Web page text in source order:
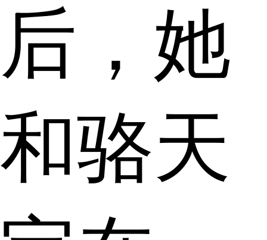
后，她
和骆天